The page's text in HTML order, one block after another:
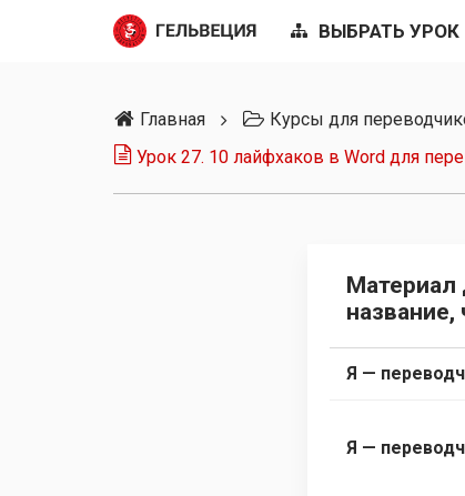
ВЫБРАТЬ УРОК
Главная Курсы для
Урок 27. 10 лайфхаков в Word для
Материал
Я —
Я —